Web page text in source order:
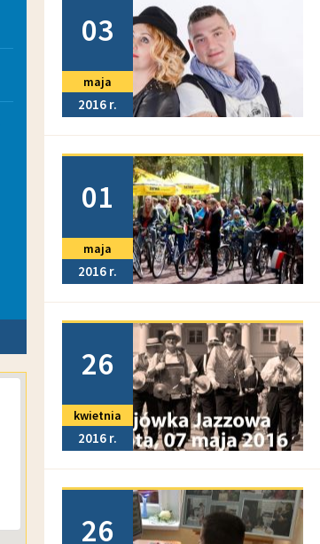
03
maja
2016
01
maja
2016
26
kwietnia
2016
26